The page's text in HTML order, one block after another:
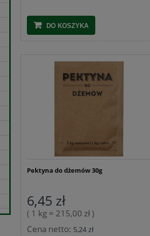
DO KOSZYKA
Pektyna do dżemów 30g
6,45 zł
( 1 kg = 215,00 zł )
Cena netto: 5,24 zł